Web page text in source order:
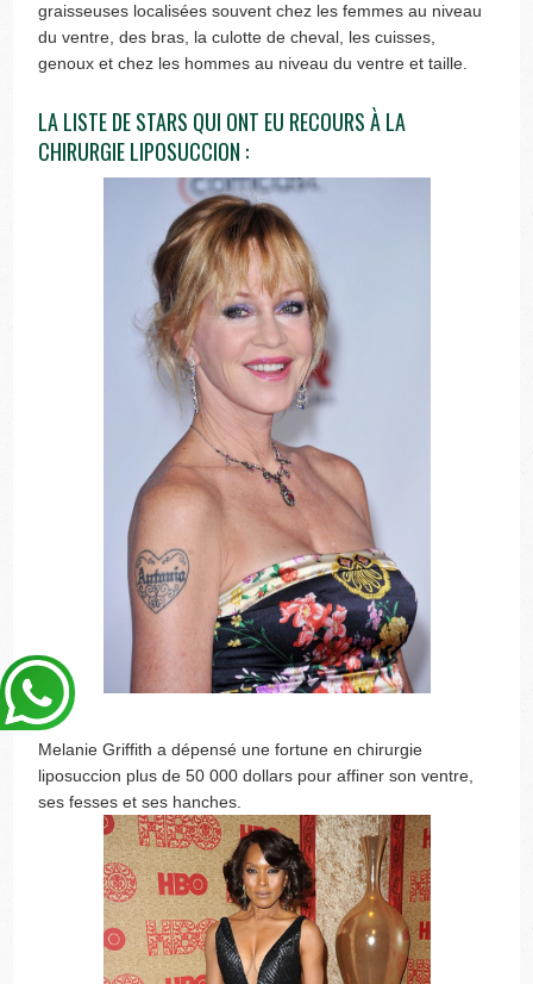
graisseuses localisées souvent chez les femmes au niveau
du ventre, des bras, la culotte de cheval, les cuisses,
genoux et chez les hommes au niveau du ventre et taille.
LA LISTE DE STARS QUI ONT EU RECOURS À LA
CHIRURGIE LIPOSUCCION :
Melanie Griffith a dépensé une fortune en chirurgie
liposuccion plus de 50 000 dollars pour affiner son ventre,
ses fesses et ses hanches.